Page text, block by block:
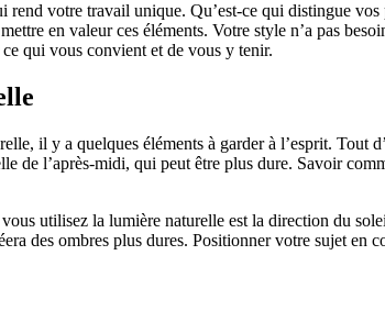
rend votre travail unique. Qu’est-ce qui distingue
en valeur ces éléments. Votre style n’a pas
qui vous convient et de vous y tenir.
il y a quelques éléments à garder à l’esprit.
de l’après-midi, qui peut être plus dure. Savoir
utilisez la lumière naturelle est la direction du
des ombres plus dures. Positionner votre sujet en